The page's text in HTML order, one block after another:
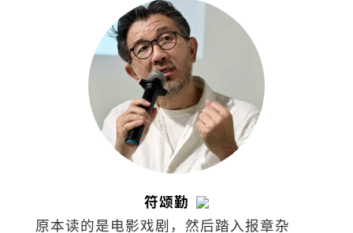
符颂勤
原本读的是电影戏剧，然后踏入报章杂